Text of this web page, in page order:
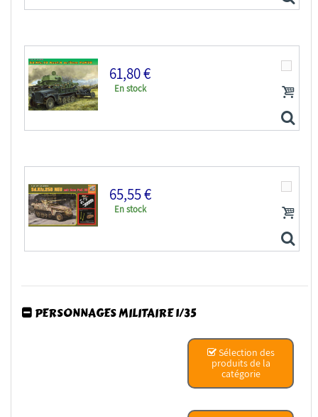
DRAGON maquette militaire 6719 5cm PaK 38 auf...
61,80 €
En stock
DRAGON maquette militaire 6732 Sd.Kfz.10 Ausf A et...
65,55 €
En stock
Dragon maquette militaire 6884 Sd.Kfz.250 NOUVEAU...
PERSONNAGES MILITAIRE 1/35
Sélection des
produits de la
catégorie